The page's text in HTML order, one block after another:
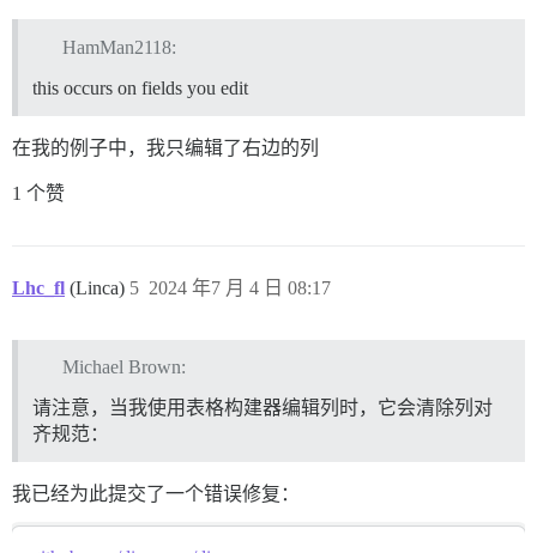
HamMan2118:
this occurs on fields you edit
在我的例子中，我只编辑了右边的列
1 个赞
Lhc_fl (Linca) 2024 年7 月 4 日 08:17
5
Michael Brown:
请注意，当我使用表格构建器编辑列时，它会清除列对
齐规范：
我已经为此提交了一个错误修复：